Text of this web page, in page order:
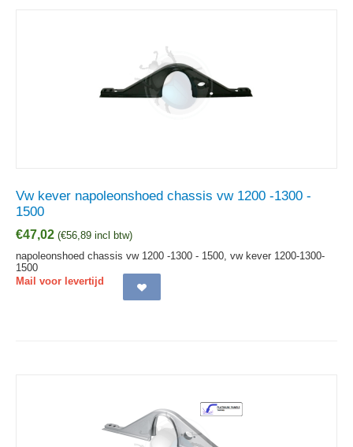
Vw kever napoleonshoed chassis vw 1200 -1300 -
1500
€47,02 (€56,89 incl btw)
napoleonshoed chassis vw 1200 -1300 - 1500, vw kever 1200-1300-
1500
Mail voor levertijd